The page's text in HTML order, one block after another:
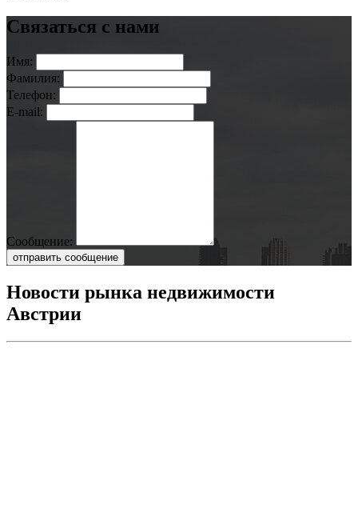
Связаться с нами
Имя:
Фамилия:
Телефон:
E-mail:
Сообщение:
отправить сообщение
Новости рынка недвижимости
Австрии